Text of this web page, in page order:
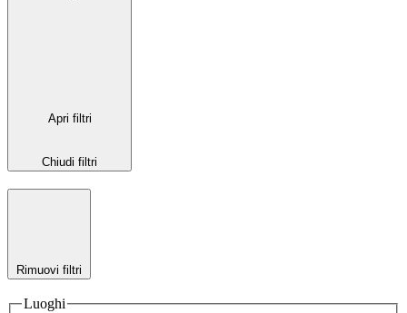
Apri filtri
Chiudi filtri
Rimuovi filtri
Luoghi